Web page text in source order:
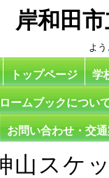
岸和田
よ
トップページ 学
ームブックについ
お問い合わせ・交
山スケ